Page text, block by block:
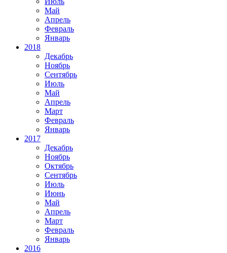
Май
Апрель
Февраль
Январь
2018
Декабрь
Ноябрь
Сентябрь
Июль
Май
Апрель
Март
Февраль
Январь
2017
Декабрь
Ноябрь
Октябрь
Сентябрь
Июль
Июнь
Май
Апрель
Март
Февраль
Январь
2016